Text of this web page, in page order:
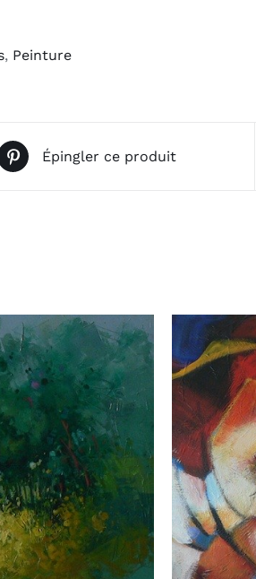
, Peinture
Épingler ce produit
/ APERÇU